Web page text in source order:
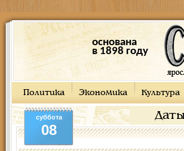
основана
в 1898 году
Политика Экономика Культура
суббота
08